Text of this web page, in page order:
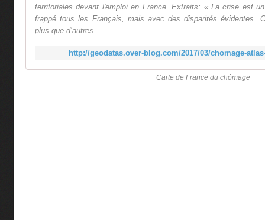
territoriales devant l'emploi en France. Extraits: « La crise est
frappé tous les Français, mais avec des disparités évidentes.
plus que d’autres
http://geodatas.over-blog.com/2017/03/chomage-
Carte de France du chômage